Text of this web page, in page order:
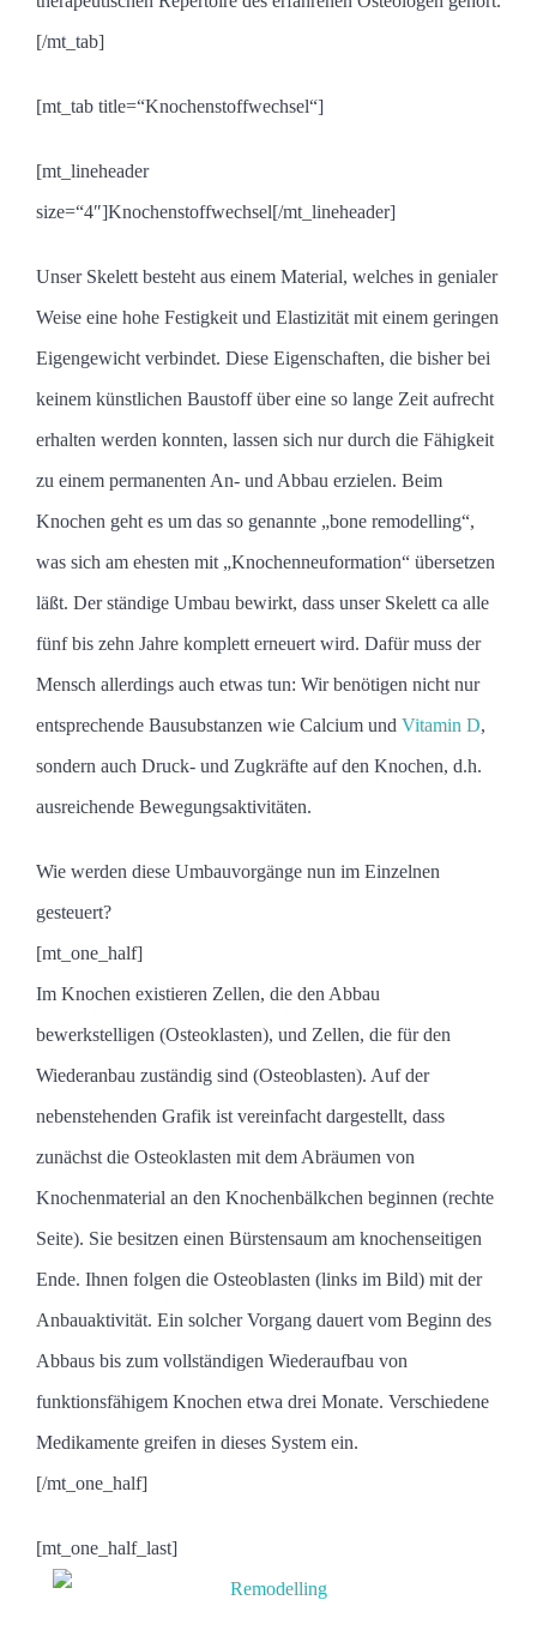
[/mt_tab]
[mt_tab title=“Knochenstoffwechsel“]
[mt_lineheader
size=“4″]Knochenstoffwechsel[/mt_lineheader]
Unser Skelett besteht aus einem Material, welches in genialer
Weise eine hohe Festigkeit und Elastizität mit einem geringen
Eigengewicht verbindet. Diese Eigenschaften, die bisher bei
keinem künstlichen Baustoff über eine so lange Zeit aufrecht
erhalten werden konnten, lassen sich nur durch die Fähigkeit
zu einem permanenten An- und Abbau erzielen. Beim
Knochen geht es um das so genannte „bone remodelling“,
was sich am ehesten mit „Knochenneuformation“ übersetzen
läßt. Der ständige Umbau bewirkt, dass unser Skelett ca alle
fünf bis zehn Jahre komplett erneuert wird. Dafür muss der
Mensch allerdings auch etwas tun: Wir benötigen nicht nur
entsprechende Bausubstanzen wie Calcium und Vitamin D,
sondern auch Druck- und Zugkräfte auf den Knochen, d.h.
ausreichende Bewegungsaktivitäten.
Wie werden diese Umbauvorgänge nun im Einzelnen
gesteuert?
[mt_one_half]
Im Knochen existieren Zellen, die den Abbau
bewerkstelligen (Osteoklasten), und Zellen, die für den
Wiederanbau zuständig sind (Osteoblasten). Auf der
nebenstehenden Grafik ist vereinfacht dargestellt, dass
zunächst die Osteoklasten mit dem Abräumen von
Knochenmaterial an den Knochenbälkchen beginnen (rechte
Seite). Sie besitzen einen Bürstensaum am knochenseitigen
Ende. Ihnen folgen die Osteoblasten (links im Bild) mit der
Anbauaktivität. Ein solcher Vorgang dauert vom Beginn des
Abbaus bis zum vollständigen Wiederaufbau von
funktionsfähigem Knochen etwa drei Monate. Verschiedene
Medikamente greifen in dieses System ein.
[/mt_one_half]
[mt_one_half_last]